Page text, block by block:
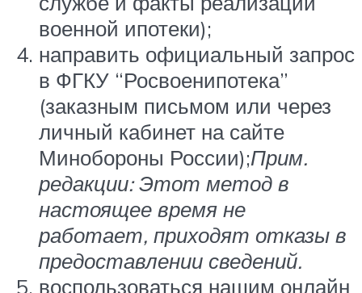
военной ипотеки);
направить официальный запрос
в ФГКУ “Росвоенипотека”
(заказным письмом или через
личный кабинет на сайте
Минобороны России);Прим.
редакции: Этот метод в
настоящее время не
работает, приходят отказы в
предоставлении сведений.
воспользоваться нашим онлайн